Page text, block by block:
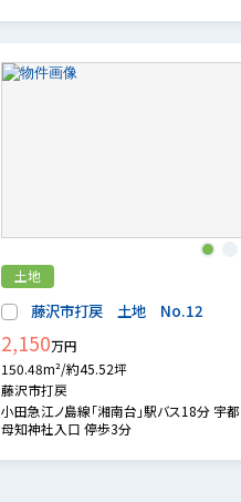
1
藤沢市打戻 土地 No.12
土地
2,150万円
150.48m²/約45.52坪
藤沢市打戻
小田急江ノ島線「湘南台」駅バス18分 宇都
母知神社入口 停歩3分